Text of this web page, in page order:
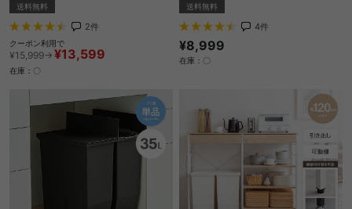
送料無料
2件
クーポン利用で
¥15,999→ ¥13,599
在庫：〇
送料無料
4件
¥8,999
在庫：〇